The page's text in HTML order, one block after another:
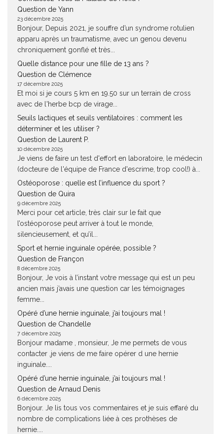
Question de Yann
23 décembre 2025
Bonjour, Depuis 2021, je souffre d’un syndrome rotulien
apparu après un traumatisme, avec un genou devenu
chroniquement gonflé et très...
Quelle distance pour une fille de 13 ans ?
Question de Clémence
17 décembre 2025
Et moi si je cours 5 km en 19.50 sur un terrain de cross
avec de l'herbe bcp de virage...
Seuils lactiques et seuils ventilatoires : comment les
déterminer et les utiliser ?
Question de Laurent P.
10 décembre 2025
Je viens de faire un test d'effort en laboratoire, le médecin
(docteure de l'équipe de France d'escrime, trop cool!) à...
Ostéoporose : quelle est l’influence du sport ?
Question de Quira
9 décembre 2025
Merci pour cet article, très clair sur le fait que
l’ostéoporose peut arriver à tout le monde,
silencieusement, et qu’il...
Sport et hernie inguinale opérée, possible ?
Question de Françon
8 décembre 2025
Bonjour, Je vois à l’instant votre message qui est un peu
ancien mais j’avais une question car les témoignages
femme...
Opéré d’une hernie inguinale, j’ai toujours mal !
Question de Chandelle
7 décembre 2025
Bonjour madame , monsieur, Je me permets de vous
contacter ,je viens de me faire opérer d une hernie
inguinale....
Opéré d’une hernie inguinale, j’ai toujours mal !
Question de Arnaud Denis
6 décembre 2025
Bonjour. Je lis tous vos commentaires et je suis effaré du
nombre de complications liée à ces prothèses de
hernie....